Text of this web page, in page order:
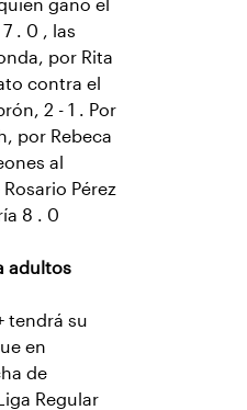
ganó el
. 0 , las
por Rita
contra el
2 - 1 . Por
por Rebeca
al
Pérez
8 . 0
adultos
tendrá su
en
de
Regular